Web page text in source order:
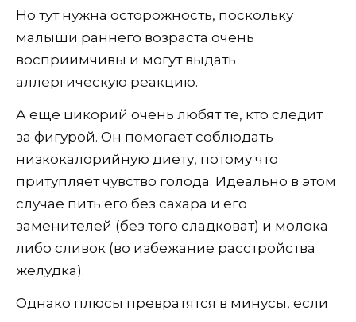
Но тут нужна осторожность, поскольку
малыши раннего возраста очень
восприимчивы и могут выдать
аллергическую реакцию.
А еще цикорий очень любят те, кто следит
за фигурой. Он помогает соблюдать
низкокалорийную диету, потому что
притупляет чувство голода. Идеально в этом
случае пить его без сахара и его
заменителей (без того сладковат) и молока
либо сливок (во избежание расстройства
желудка).
Однако плюсы превратятся в минусы, если